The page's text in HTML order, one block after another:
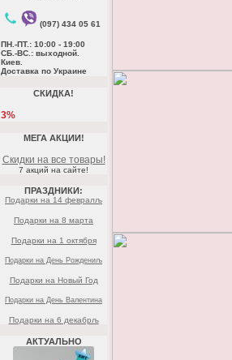
(097) 434 05 61
ПН.-ПТ.: 10:00 - 19:00
СБ.-ВС.: выходной.
Киев.
Доставка по Украине
СКИДКА!
3%
МЕГА АКЦИИ!
Скидки на все товары!
7 акций на сайте!
ПРАЗДНИКИ:
Подарки на 14 февралљ
Подарки на 8 марта
Подарки на 1 октября
Подарки на День Рождениљ
Подарки на Новый Год
Подарки на День Валентина
Подарки на 6 декабрљ
АКТУАЛЬНО